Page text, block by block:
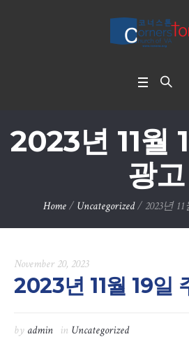
2023년 11월
광고
Home/ Uncategorized/2023년
November 20, 2023
2023년 11월 19일
by admin in Uncategorized